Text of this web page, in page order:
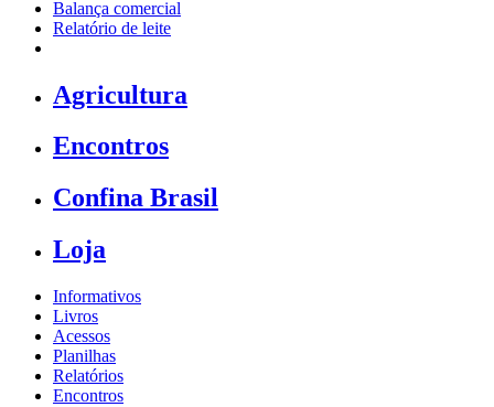
Balança comercial
Relatório de leite
Agricultura
Encontros
Confina Brasil
Loja
Informativos
Livros
Acessos
Planilhas
Relatórios
Encontros